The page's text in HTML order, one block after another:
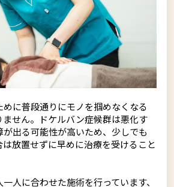
に普段通りにモノを掴めなくなる
ません。ドケルバン症候群は悪化す
出る可能性が高いため、少しでも
放置せずに早めに治療を受けること
人に合わせた施術を行っています、